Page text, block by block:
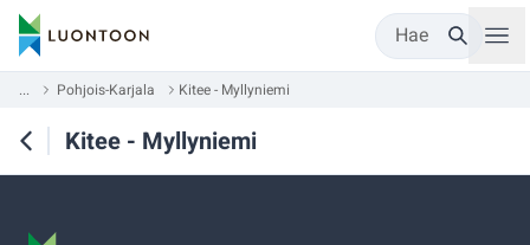
Hae
... Pohjois-Karjala Kitee - Myllyniemi
Kitee - Myllyniemi